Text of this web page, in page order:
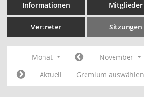
Informationen Mitglieder
Vertreter Sitzungen
Monat November
Aktuell
Gremium auswählen